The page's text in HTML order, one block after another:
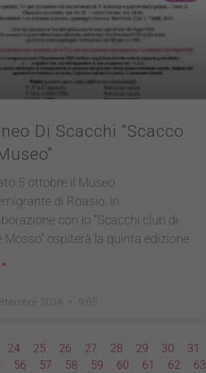
Di Scacchi “Scacco
5 ottobre il Museo
di Roasio, in
con lo “Scacchi club di
Mosso” ospiterà la quinta edizione
2024 9:05
24 25 26 27 28 29 30
31
56 57 58 59 60 61 62
63